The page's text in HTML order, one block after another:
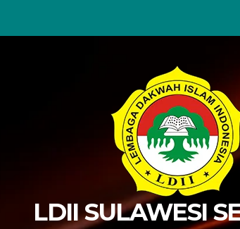
LDII SULAWESI